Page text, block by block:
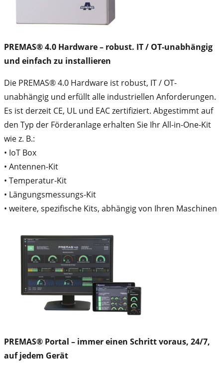
PREMAS® 4.0 Hardware – robust. IT / OT-unabhängig
und einfach zu installieren
Die PREMAS® 4.0 Hardware ist robust, IT / OT-
unabhängig und erfüllt alle industriellen Anforderungen.
Es ist derzeit CE, UL und EAC zertifiziert. Abgestimmt auf
den Typ der Förderanlage erhalten Sie Ihr All-in-One-Kit
wie z. B.:
• IoT Box
• Antennen-Kit
• Temperatur-Kit
• Längungsmessungs-Kit
• weitere, spezifische Kits, abhängig von Ihren Maschinen
PREMAS® Portal – immer einen Schritt voraus, 24/7,
auf jedem Gerät